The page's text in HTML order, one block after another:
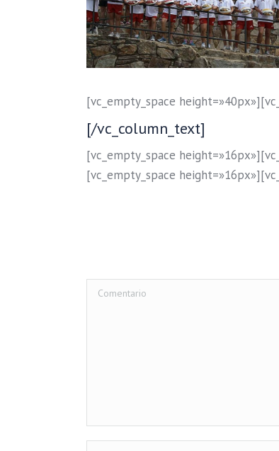
[vc_empty_space
[/vc_column_text]
[vc_empty_space
[vc_empty_space
Comentario